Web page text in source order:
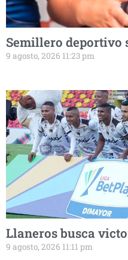
Semillero deportivo
9 agosto, 2026 11:23 pm
Llaneros busca
9 agosto, 2026 11:11 pm